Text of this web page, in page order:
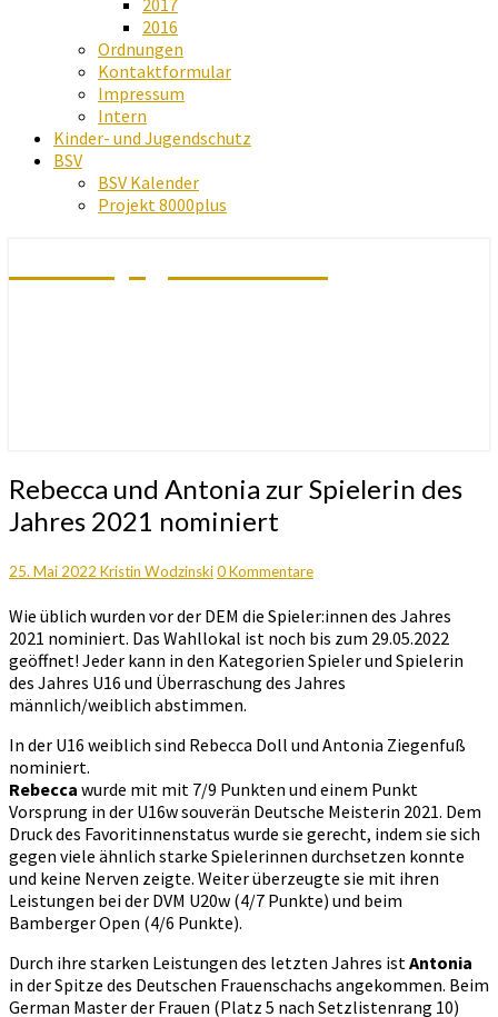
2017
2016
Ordnungen
Kontaktformular
Impressum
Intern
Kinder- und Jugendschutz
BSV
BSV Kalender
Projekt 8000plus
Rebecca
und
Antonia
Spielerin
Jahres
2021
nominiert
Rebecca und Antonia zur Spielerin des
Jahres 2021 nominiert
25. Mai 2022 Kristin WodzinskiKommentare
0 Kommentare
Wie üblich wurden vor der DEM die Spieler:innen des Jahres
2021 nominiert. Das Wahllokal ist noch bis zum 29.05.2022
geöffnet! Jeder kann in den Kategorien Spieler und Spielerin
des Jahres U16 und Überraschung des Jahres
männlich/weiblich abstimmen.
In der U16 weiblich sind Rebecca Doll und Antonia Ziegenfuß
nominiert.
Rebecca wurde mit mit 7/9 Punkten und einem Punkt
Vorsprung in der U16w souverän Deutsche Meisterin 2021. Dem
Druck des Favoritinnenstatus wurde sie gerecht, indem sie sich
gegen viele ähnlich starke Spielerinnen durchsetzen konnte
und keine Nerven zeigte. Weiter überzeugte sie mit ihren
Leistungen bei der DVM U20w (4/7 Punkte) und beim
Bamberger Open (4/6 Punkte).
Durch ihre starken Leistungen des letzten Jahres ist Antonia
in der Spitze des Deutschen Frauenschachs angekommen. Beim
German Master der Frauen (Platz 5 nach Setzlistenrang 10)